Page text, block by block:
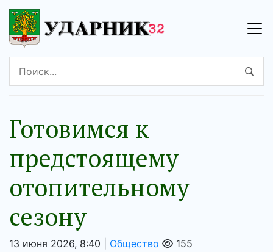
Готовимся к
предстоящему
отопительному
сезону
13 июня 2026, 8:40 | Общество 155